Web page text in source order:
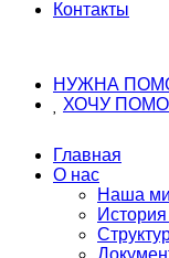
Контакты
НУЖНА
ХОЧУ
Главная
О нас
Наша